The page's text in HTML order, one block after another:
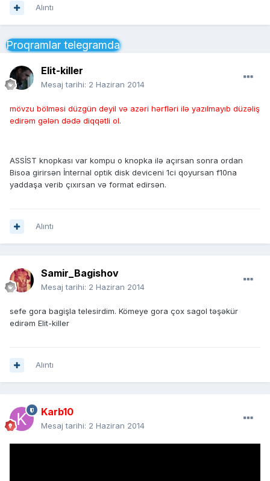
Alıntı
Proqramlar telegramda
Elit-killer
Mesaj tarihi: 2 Haziran 2014
mövzu bölməsi düzgün deyil və azəri hərfləri ilə yazılmayıb düzəliş
edirəm gələn dədə diqqətli ol.
ASSİST knopkası var kompu o knopka ilə açırsan sonra ordan
Bisoa girirsən İnternal optik disk deviceni 1ci qoyursan f10na
yaddaşa verib çıxırsan və format edirsən.
Alıntı
Samir_Bagishov
Mesaj tarihi: 2 Haziran 2014
sefe gora bagişla telesirdim. Kömeye gora çox sagol təşəkür
edirəm Elit-killer
Alıntı
Karb10
Mesaj tarihi: 2 Haziran 2014